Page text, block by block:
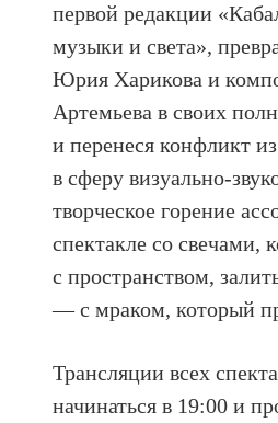
первой редакции
музыки и света»,
Юрия Харикова и
Артемьева в своих
и перенеся конфликт
в сферу визуально-
творческое горение
спектакле со свечами,
с пространством,
— с мраком, который
Трансляции всех
начинаться в 19:00 и